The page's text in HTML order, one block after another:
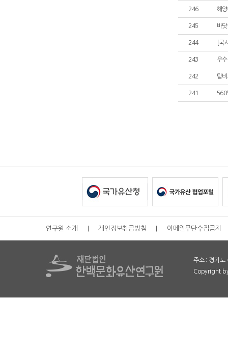
246 해
245 바
244 [국
243 우
242 탑
241 560
연구원 소개 개인정보취급방침 이메일무단수집금지
주소 : 경기
Copyright